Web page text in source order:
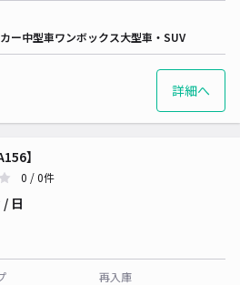
ー中型車ワンボックス大型車・SUV
詳細へ
】
0 / 0件
/ 日
再入庫